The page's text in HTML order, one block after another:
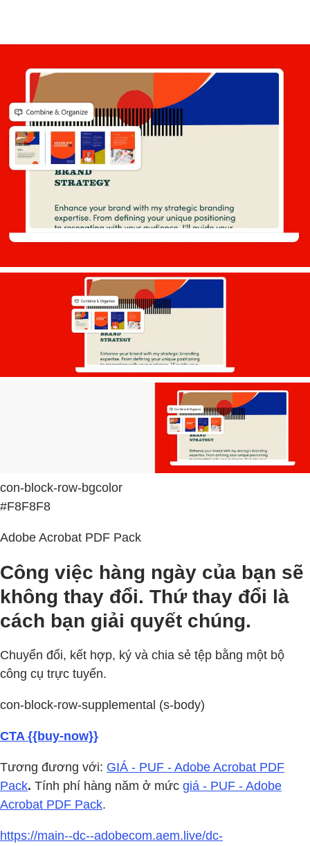
con-block-row-bgcolor
#F8F8F8
Adobe Acrobat PDF Pack
Công việc hàng ngày của bạn sẽ
không thay đổi. Thứ thay đổi là
cách bạn giải quyết chúng.
Chuyển đổi, kết hợp, ký và chia sẻ tệp bằng một bộ
công cụ trực tuyến.
con-block-row-supplemental (s-body)
CTA {{buy-now}}
Tương đương với: GIÁ - PUF - Adobe Acrobat PDF
Pack. Tính phí hàng năm ở mức giá - PUF - Adobe
Acrobat PDF Pack.
https://main--dc--adobecom.aem.live/dc-